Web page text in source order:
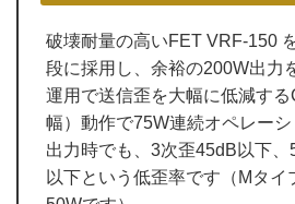
破壊耐量の高いFET VRF-150
段に採用し、余裕の200W出力
運用で送信歪を大幅に低減す
幅）動作で75W連続オペレー
出力時でも、3次歪45dB以下
以下という低歪率です（Mタイ